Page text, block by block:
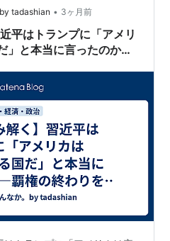
tadashian • 3ヶ月前
平はトランプに「アメリ
」と本当に言ったのか